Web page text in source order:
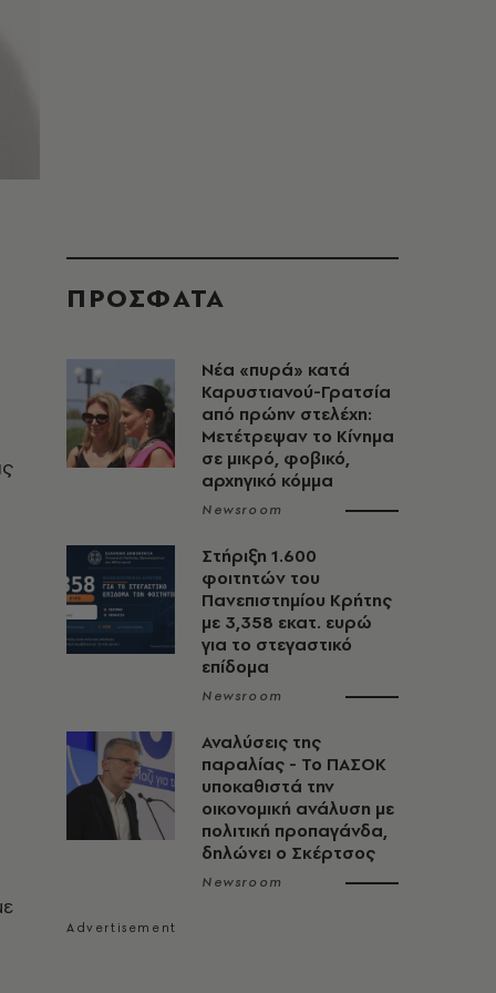
ΠΡΟΣΦΑΤΑ
Νέα «πυρά» κατά
Καρυστιανού-Γρατσία
από πρώην στελέχη:
Μετέτρεψαν το Κίνημα
σε μικρό, φοβικό,
αρχηγικό κόμμα
Newsroom
Στήριξη 1.600
φοιτητών του
Πανεπιστημίου Κρήτης
με 3,358 εκατ. ευρώ
για το στεγαστικό
επίδομα
Newsroom
Αναλύσεις της
παραλίας - Το ΠΑΣΟΚ
υποκαθιστά την
οικονομική ανάλυση με
πολιτική προπαγάνδα,
δηλώνει ο Σκέρτσος
Newsroom